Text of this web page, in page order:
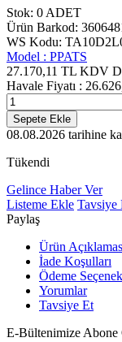
Stok: 0 ADET
Ürün Barkod:
WS Kodu:
Model : PPATS
27.170,11 TL KDV
Havale Fiyatı :
Sepete Ekle
08.08.2026 tarihine
Tükendi
Gelince Haber Ver
Listeme Ekle Tavsiye
Paylaş
Ürün
İade Koşulları
Ödeme
Yorumlar
Tavsiye Et
E-Bültenimize Abone